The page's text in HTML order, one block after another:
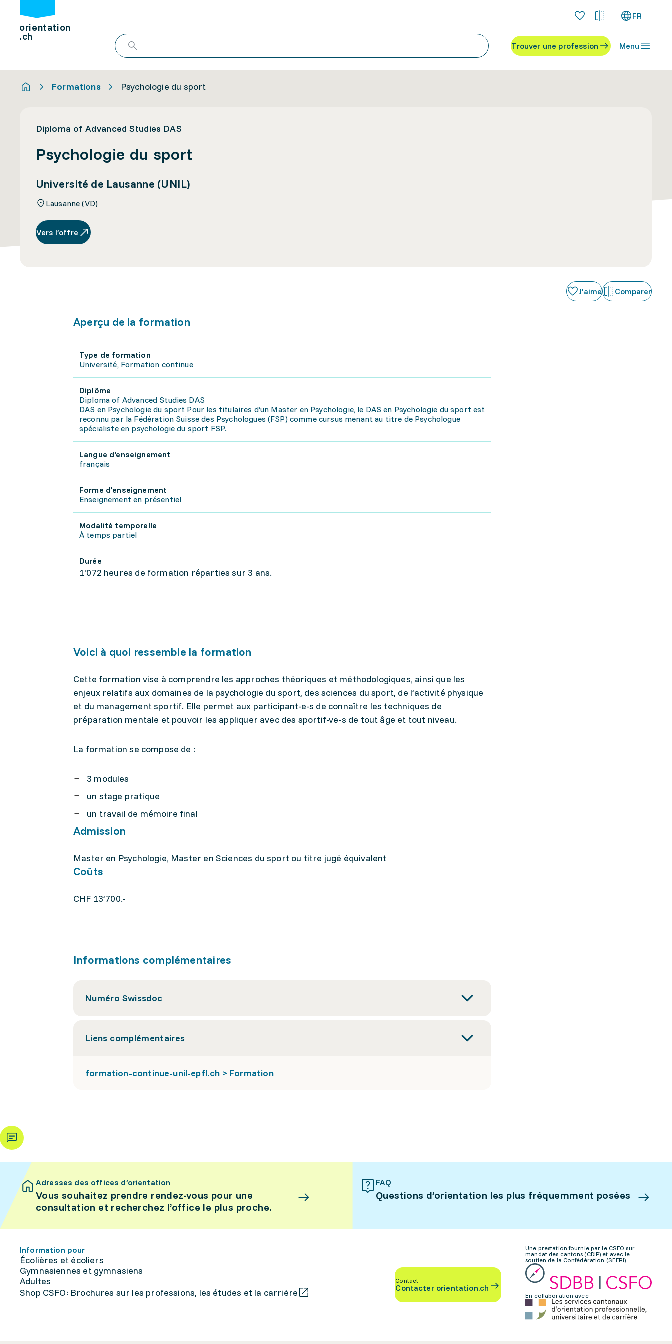
orientation
.ch
FR
Trouver une profession Menu
Formations Psychologie du sport
Diploma of Advanced Studies DAS
Psychologie du sport
Université de Lausanne (UNIL)
Lausanne (VD)
Vers l’offre
J'aime Comparer
Aperçu de la formation
Type de formation
Université, Formation continue
Diplôme
Diploma of Advanced Studies DAS
DAS en Psychologie du sport Pour les titulaires d’un Master en Psychologie, le DAS en Psychologie du sport est
reconnu par la Fédération Suisse des Psychologues (FSP) comme cursus menant au titre de Psychologue
spécialiste en psychologie du sport FSP.
Langue d'enseignement
français
Forme d'enseignement
Enseignement en présentiel
Modalité temporelle
À temps partiel
Durée
1'072 heures de formation réparties sur 3 ans.
Voici à quoi ressemble la formation
Cette formation vise à comprendre les approches théoriques et méthodologiques, ainsi que les
enjeux relatifs aux domaines de la psychologie du sport, des sciences du sport, de l’activité physique
et du management sportif. Elle permet aux participant-e-s de connaître les techniques de
préparation mentale et pouvoir les appliquer avec des sportif-ve-s de tout âge et tout niveau.
La formation se compose de :
3 modules
un stage pratique
un travail de mémoire final
Admission
Master en Psychologie, Master en Sciences du sport ou titre jugé équivalent
Coûts
CHF 13’700.-
Informations complémentaires
Numéro Swissdoc
Liens complémentaires
formation-continue-unil-epfl.ch > Formation
Adresses des offices d’orientation
Vous souhaitez prendre rendez-vous pour une
consultation et recherchez l’office le plus proche.
FAQ
Questions d’orientation les plus fréquemment posées
Information pour
Écolières et écoliers
Gymnasiennes et gymnasiens
Adultes
Shop CSFO: Brochures sur les professions, les études et la carrière
Contact
Contacter orientation.ch
Une prestation fournie par le CSFO sur
mandat des cantons (CDIP) et avec le
soutien de la Confédération (SEFRI)
En collaboration avec: